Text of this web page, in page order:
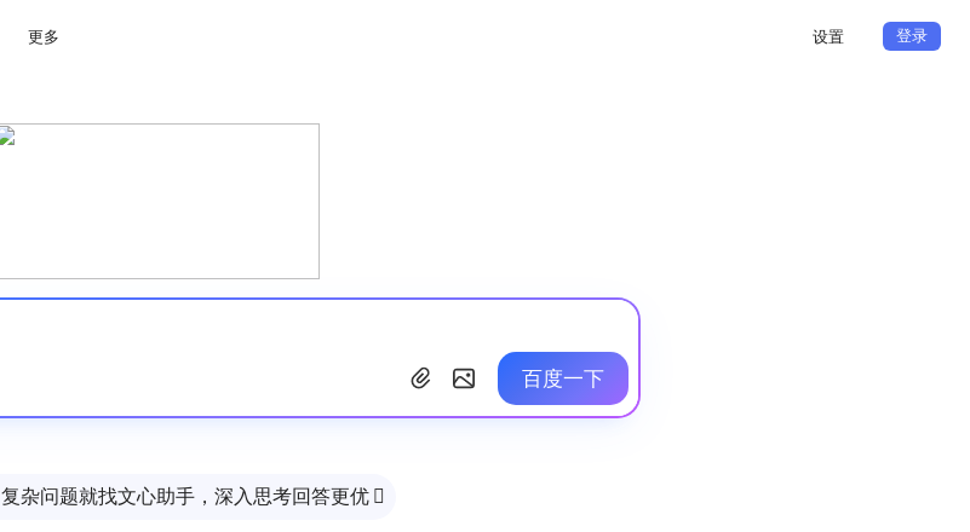
更多 设置 登录
百度一下
复杂问题就找文心助手，深入思考回答更优 